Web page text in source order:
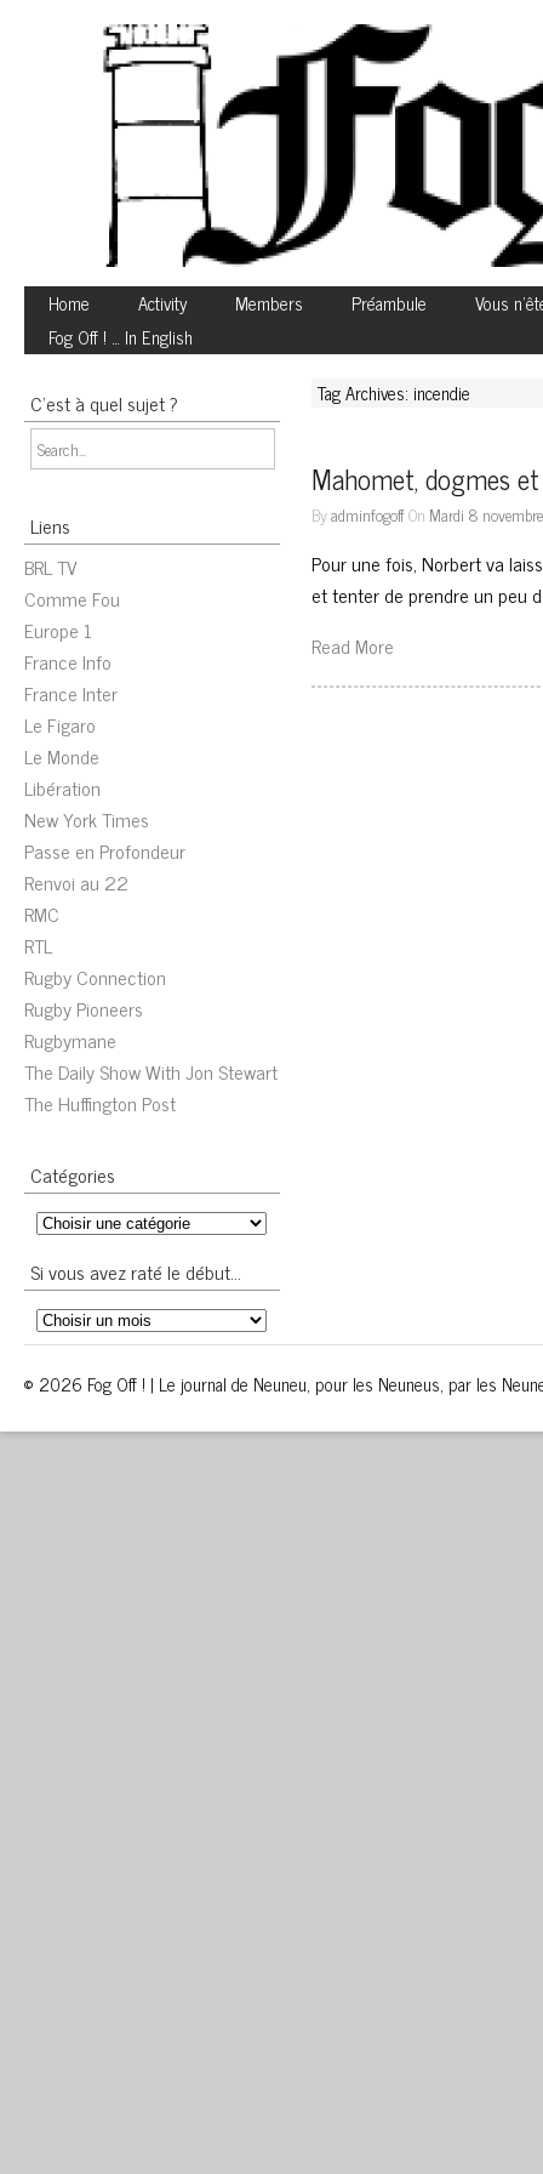
Home Activity Members Préambule
Vous
Fog Off ! … In English
C’est à quel sujet ?
Liens
BRL TV
Comme Fou
Europe 1
France Info
France Inter
Le Figaro
Le Monde
Libération
New York Times
Passe en Profondeur
Renvoi au 22
RMC
RTL
Rugby Connection
Rugby Pioneers
Rugbymane
The Daily Show With Jon Stewart
The Huffington Post
Catégories
Si vous avez raté le début…
Tag Archives: incendie
Mahomet, dogmes
ByadminfogoffOn Mardi 8
Pour une fois, Norbert va
et tenter de prendre un peu
Read More
© 2026 Fog Off ! | Le journal de Neuneu, pour les Neuneus, par les